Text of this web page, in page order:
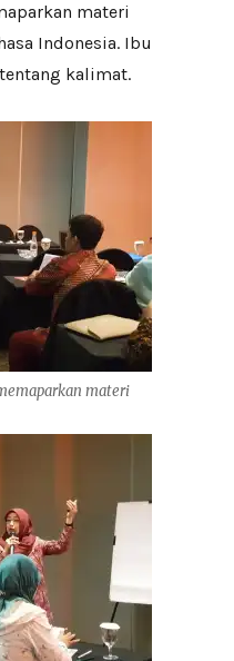
materi
Indonesia. Ibu
kalimat.
materi